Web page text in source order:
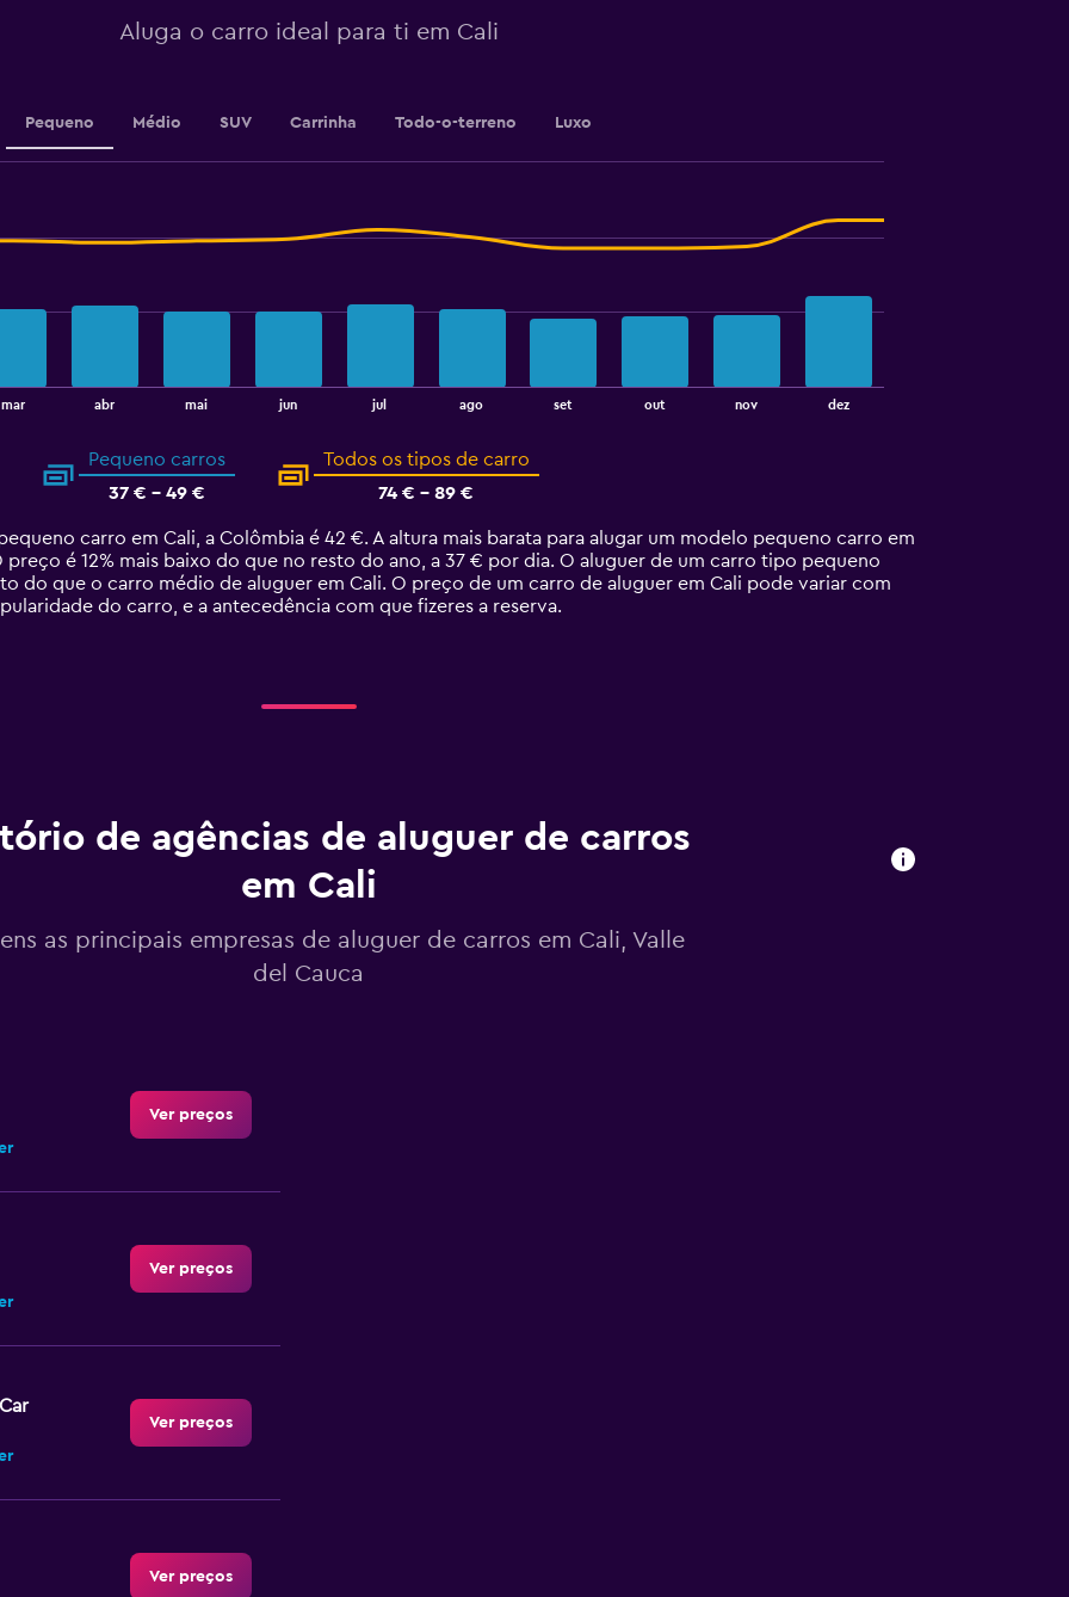
Aluga o carro ideal para ti em Cali
Pequeno Médio SUV Carrinha Todo-o-terreno Luxo
mar abr mai jun jul ago set out nov dez
Pequeno carros
37 € - 49 €
Todos os tipos de carro
74 € - 89 €
carro em Cali, a Colômbia é 42 €. A altura mais barata para alugar um modelo pequeno carro em
preço é 12% mais baixo do que no resto do ano, a 37 € por dia. O aluguer de um carro tipo pequeno
do que o carro médio de aluguer em Cali. O preço de um carro de aluguer em Cali pode variar com
do carro, e a antecedência com que fizeres a reserva.
de agências de aluguer de carros
em Cali
as principais empresas de aluguer de carros em Cali, Valle
del Cauca
Ver preços
Ver preços
Ver preços
Ver preços